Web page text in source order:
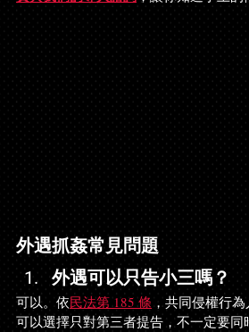
外遇抓姦常見問題
外遇可以只告小三嗎？
可以。依民法第 185 條 ，共同侵權行
可以選擇只對第三者提告，不一定要同